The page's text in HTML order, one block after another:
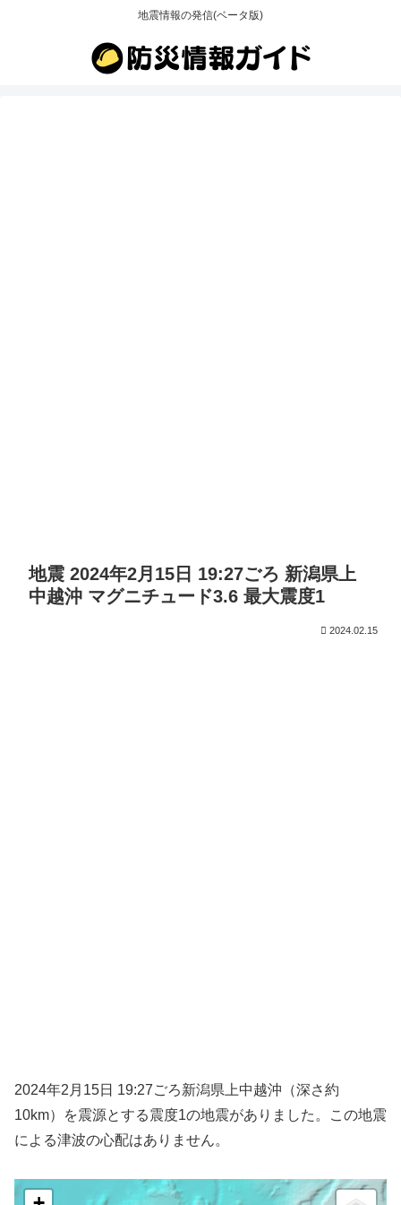
地震情報の発信(ベータ版)
地震 2024年2月15日 19:27ごろ 新潟県上
中越沖 マグニチュード3.6 最大震度1
2024.02.15
2024年2月15日 19:27ごろ新潟県上中越沖（深さ約
10km）を震源とする震度1の地震がありました。この地震
による津波の心配はありません。